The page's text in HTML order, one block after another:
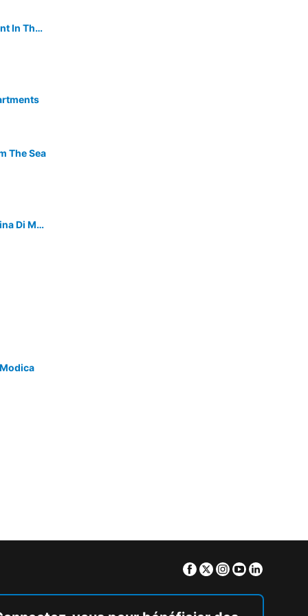
Sicily Romantic Charming Apartment In The Heart Of Modicas Historical Center!
The Sea
5 Bedroom Accommodation In Marina Di Modica
Facebook
TwitterInstagram
Youtube